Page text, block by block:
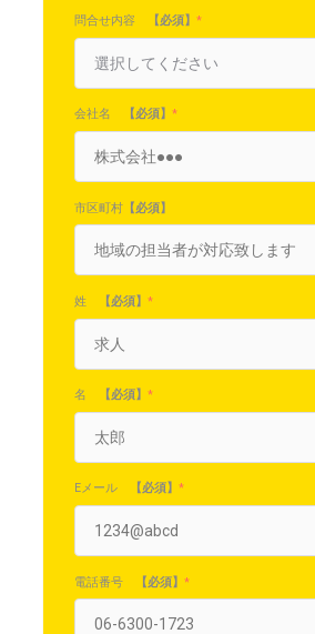
問合せ内容 【必須】 *
会社名 【必須】 *
市区町村【必須】
姓 【必須】 *
名 【必須】 *
Eメール 【必須】 *
電話番号 【必須】 *